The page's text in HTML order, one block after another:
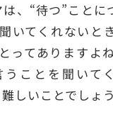
、“待つ”ことに
いてくれないと
ってありますよ
うことを聞いて
しいことでしょう